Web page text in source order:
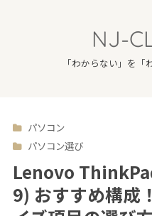
NJ-
「わからない」を
パソコン
パソコン選び
Lenovo
9) おすすめ構成